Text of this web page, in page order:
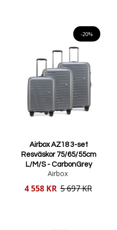
-20%
Airbox AZ18 3-set
Resväskor 75/65/55cm
L/M/S - CarbonGrey
Airbox
Reducerat
4 558 KR 5 697 KR